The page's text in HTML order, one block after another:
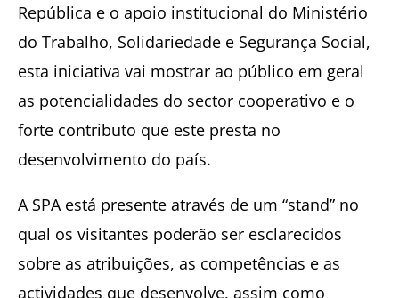
República e o apoio institucional do Ministério
do Trabalho, Solidariedade e Segurança Social,
esta iniciativa vai mostrar ao público em geral
as potencialidades do sector cooperativo e o
forte contributo que este presta no
desenvolvimento do país.
A SPA está presente através de um “stand” no
qual os visitantes poderão ser esclarecidos
sobre as atribuições, as competências e as
actividades que desenvolve, assim como